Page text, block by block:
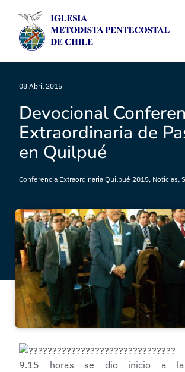
08 Abril 2015
Devocional
Extraordinaria de
en Quilpué
Conferencia Extraordinaria Quilpué 2015, Noticias,
9.15 horas se dio inicio a la